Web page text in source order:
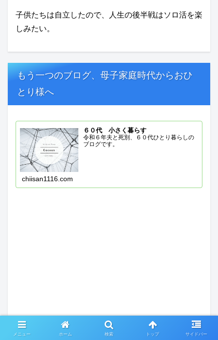
子供たちは自立したので、人生の後半戦はソロ活を楽
しみたい。
もう一つのブログ、母子家庭時代からおひ
とり様へ
６０代 小さく暮らす
令和６年夫と死別、６０代ひとり暮らしの
ブログです。
chiisan1116.com
メニュー ホーム 検索 トップ サイドバー